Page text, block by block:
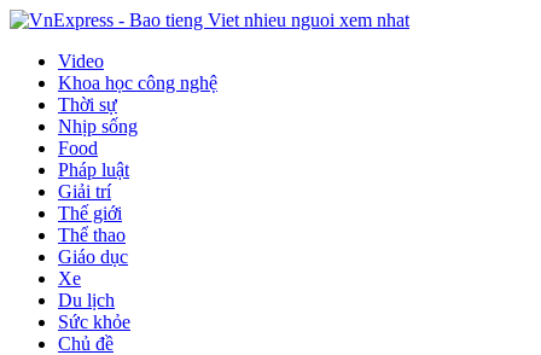
Video
Khoa học công nghệ
Thời sự
Nhịp sống
Food
Pháp luật
Giải trí
Thế giới
Thể thao
Giáo dục
Xe
Du lịch
Sức khỏe
Chủ đề